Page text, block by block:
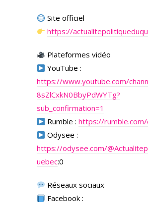
Site officiel
https://
Plateformes vidéo
YouTube :
https://www.youtube.com/
8sZlCxkN0BbyPdWYTg?
sub_confirmation=1
Rumble :https://rumble.com/
Odysee :
https://odysee.com/
uebec:0
Réseaux sociaux
Facebook :